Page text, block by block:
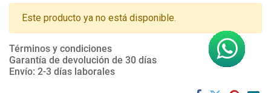
Este producto ya no está disponible.
Términos y condiciones
Garantía de devolución de 30 días
Envío: 2-3 días laborales